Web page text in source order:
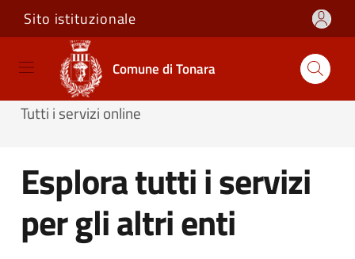
Salta e vai al contenuto
Salta e vai al footer
Sito istituzionale
Comune di Tonara
/ Servizi
Tutti i servizi online
Esplora tutti i servizi
per gli altri enti